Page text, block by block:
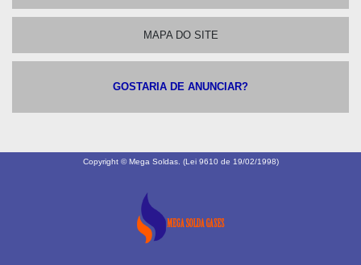
MAPA DO SITE
GOSTARIA DE ANUNCIAR?
Copyright © Mega Soldas. (Lei 9610 de 19/02/1998)